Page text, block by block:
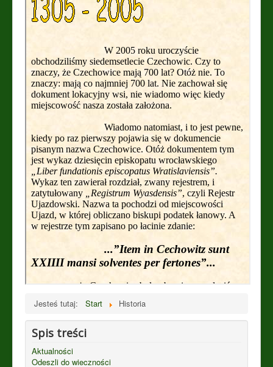
Jesteś tutaj: Start Historia
Spis treści
Aktualności
Odeszli do wieczności